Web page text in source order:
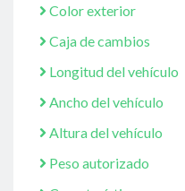
Color exterior
Caja de cambios
Longitud del vehículo
Ancho del vehículo
Altura del vehículo
Peso autorizado